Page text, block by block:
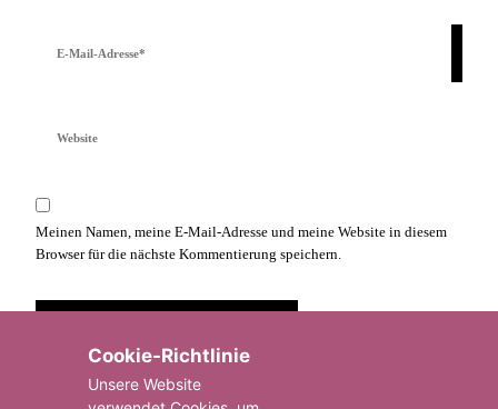
Meinen Namen, meine E-Mail-Adresse und meine Website in diesem
Browser für die nächste Kommentierung speichern.
Cookie-Richtlinie
Unsere Website